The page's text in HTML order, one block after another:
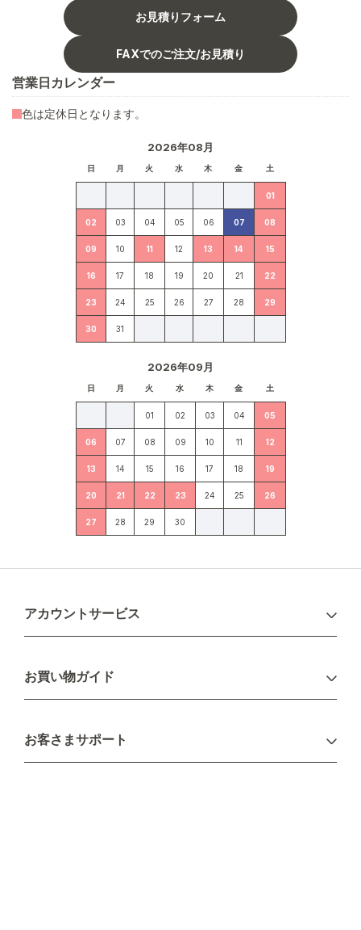
お見積りフォーム
FAXでのご注文/お見積り
営業日カレンダー
2026年08月
日 月 火 水 木 金 土
01
02 03 04 05 06 07 08
09 10 11 12 13 14 15
16 17 18 19 20 21 22
23 24 25 26 27 28 29
30 31
2026年09月
日 月 火 水 木 金 土
01 02 03 04 05
06 07 08 09 10 11 12
13 14 15 16 17 18 19
20 21 22 23 24 25 26
27 28 29 30
色は定休日となります。
アカウントサービス
新規会員登録
お買い物ガイド
配送について
不良品・返品について
お客さまサポート